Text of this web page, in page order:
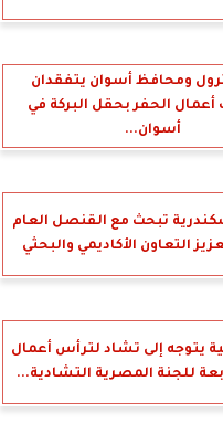
ومحافظ أسوان يتفقدان
أعمال الحفر بحقل البركة في
أسوان...
تبحث مع القنصل العام
التعاون الأكاديمي والبحثي
يتوجه إلى تشاد لترأس أعمال
للجنة المصرية التشادية...